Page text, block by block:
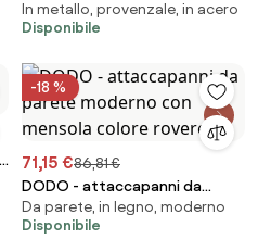
In metallo, provenzale, in acero
Disponibile
-18 %
71,15 €86,81 €
DODO - attaccapanni da
parete moderno con mensola
colore rovere
Da parete, in legno, moderno
Disponibile